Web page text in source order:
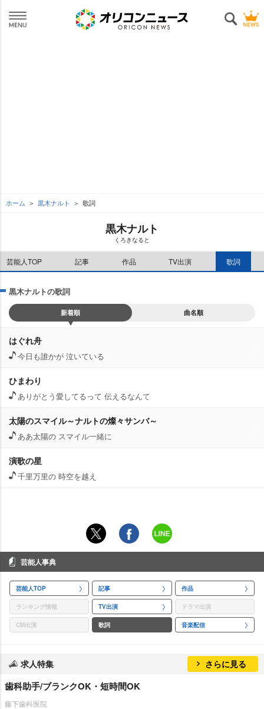
ホーム 黒木ナルト 歌詞
黒木ナルト
くろきなると
芸能人TOP 記事 作品 TV出演 歌詞
黒木ナルトの歌詞
新着順 曲名順
はぐれ舟
今日も誰かが 泣いている
ひまわり
ありがとう愛してるって 伝えるなんて
太陽のスマイル～ナルトの燦々サンバ～
ああ太陽の スマイル一緒に
演歌の星
千里万里の 時空を越え
芸能人事典
芸能人TOP 記事 作品
ランキング情報 TV出演 ドラマ出演
CM出演 歌詞 音楽配信
求人特集 さらに見る
歯科助手/ブランクOK・短時間OK
藤下歯科医院